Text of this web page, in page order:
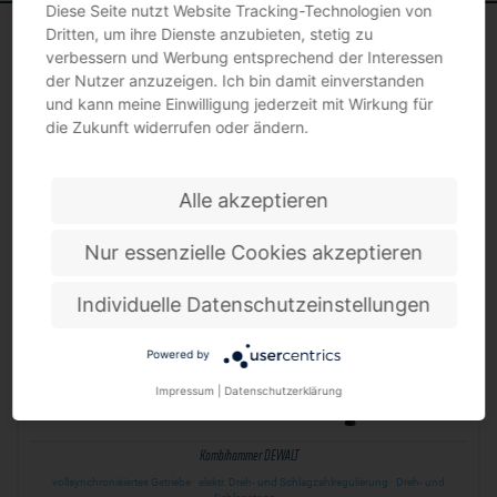
BOHRHÄMMER
Kombihammer DEWALT
vollsynchronisiertes Getriebe · elektr. Dreh- und Schlagzahlregulierung · Dreh- und
Diese Seite nutzt Website Tracking-Technologien von
Dritten, um ihre Dienste anzubieten, stetig zu
verbessern und Werbung entsprechend der Interessen
der Nutzer anzuzeigen. Ich bin damit einverstanden
und kann meine Einwilligung jederzeit mit Wirkung für
die Zukunft widerrufen oder ändern.
Alle akzeptieren
Nur essenzielle Cookies akzeptieren
Individuelle Datenschutzeinstellungen
Powered by
Impressum Datenschutzerklärung